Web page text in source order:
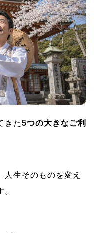
きた5つの大きなご利
生そのものを変え